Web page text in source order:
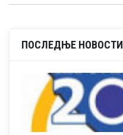
ПОСЛЕДЊЕ НОВОСТИ